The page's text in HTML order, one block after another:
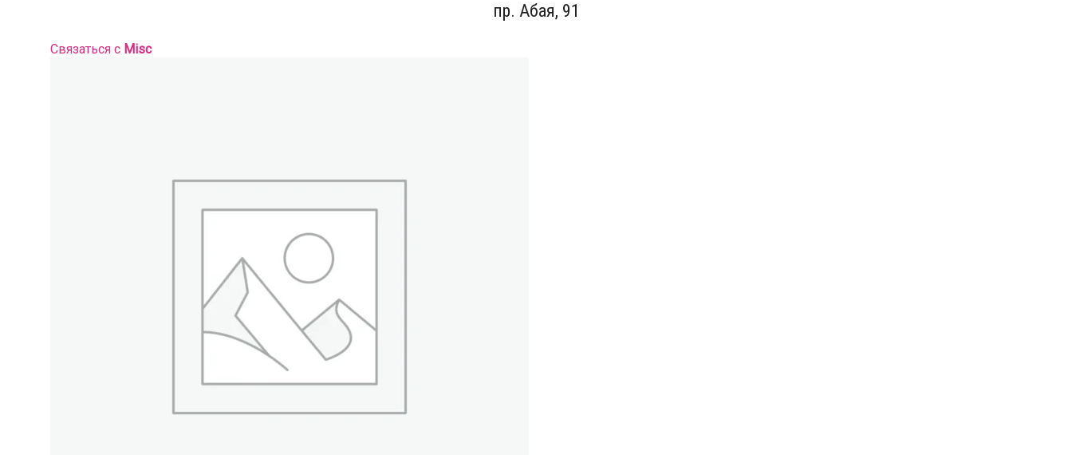
пр. Абая, 91
Связаться с Misc